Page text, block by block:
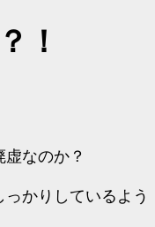
！
なのか？
かりしているよう